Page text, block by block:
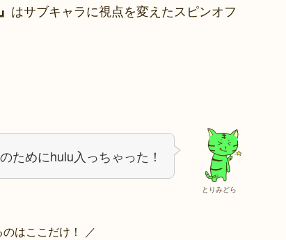
はサブキャラに視点を変えたスピンオフ
とりみどら
ためにhulu入っちゃった！
はここだけ！ ／